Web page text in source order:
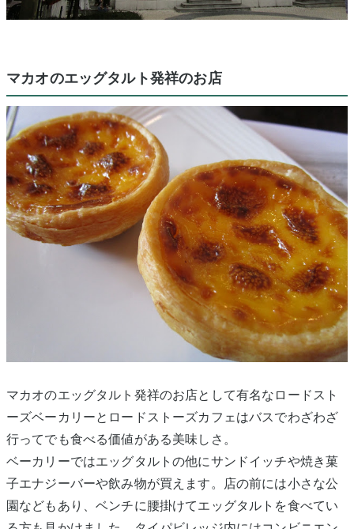
マカオのエッグタルト発祥のお店
マカオのエッグタルト発祥のお店として有名なロードスト
ーズベーカリーとロードストーズカフェはバスでわざわざ
行ってでも食べる価値がある美味しさ。
ベーカリーではエッグタルトの他にサンドイッチや焼き菓
子エナジーバーや飲み物が買えます。店の前には小さな公
園などもあり、ベンチに腰掛けてエッグタルトを食べてい